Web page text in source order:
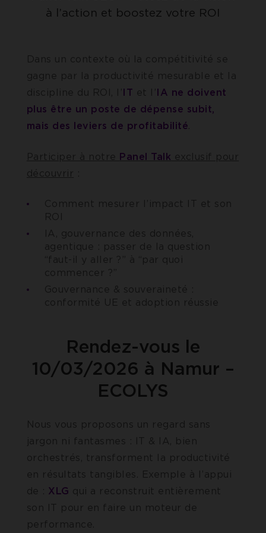
à l’action et boostez votre ROI
Dans un contexte où la compétitivité se
gagne par la productivité mesurable et la
discipline du ROI, l’IT et l’IA ne doivent
plus être un poste de dépense subit,
mais des leviers de profitabilité.
Participer à notre Panel Talk exclusif pour
découvrir
:
Comment mesurer l’impact IT et son
ROI
IA, gouvernance des données,
agentique : passer de la question
“faut-il y aller ?” à “par quoi
commencer ?”
Gouvernance & souveraineté :
conformité UE et adoption réussie
Rendez-vous le
10/03/2026 à Namur –
ECOLYS
Nous vous proposons un regard sans
jargon ni fantasmes : IT & IA, bien
orchestrés, transforment la productivité
en résultats tangibles. Exemple à l’appui
de : XLG qui a reconstruit entièrement
son IT pour en faire un moteur de
performance.